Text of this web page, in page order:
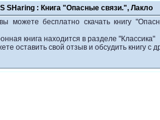
SHaring : Книга "Опасные связи.", Лакло
можете бесплатно скачать книгу
книга находится в разделе "Классика"
оставить свой отзыв и обсудить книгу с